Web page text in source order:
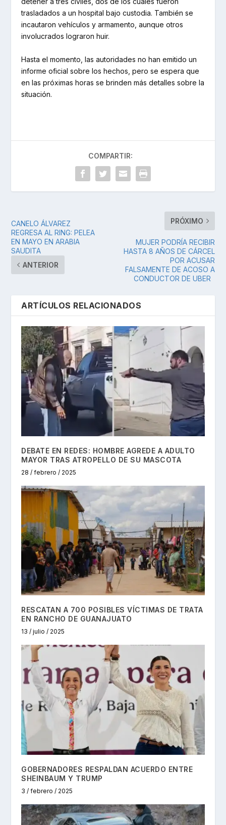
trasladados a un hospital bajo custodia. También se
incautaron vehículos y armamento, aunque otros
involucrados lograron huir.
Hasta el momento, las autoridades no han emitido un
informe oficial sobre los hechos, pero se espera que
en las próximas horas se brinden más detalles sobre la
situación.
COMPARTIR:
CANELO ÁLVAREZ
REGRESA AL RING: PELEA
EN MAYO EN ARABIA
SAUDITA
ANTERIOR
PRÓXIMO
MUJER PODRÍA RECIBIR
HASTA 8 AÑOS DE CÁRCEL
POR ACUSAR
FALSAMENTE DE ACOSO A
CONDUCTOR DE UBER
ARTÍCULOS RELACIONADOS
DEBATE EN REDES: HOMBRE AGREDE A ADULTO
MAYOR TRAS ATROPELLO DE SU MASCOTA
28 / febrero / 2025
RESCATAN A 700 POSIBLES VÍCTIMAS DE TRATA
EN RANCHO DE GUANAJUATO
13 / julio / 2025
GOBERNADORES RESPALDAN ACUERDO ENTRE
SHEINBAUM Y TRUMP
3 / febrero / 2025